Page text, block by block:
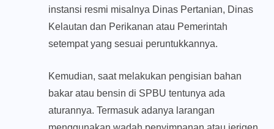
instansi resmi misalnya Dinas Pertanian, Dinas
Kelautan dan Perikanan atau Pemerintah
setempat yang sesuai peruntukkannya.
Kemudian, saat melakukan pengisian bahan
bakar atau bensin di SPBU tentunya ada
aturannya. Termasuk adanya larangan